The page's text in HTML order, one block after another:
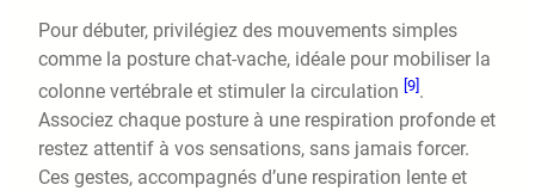
Pour débuter, privilégiez des mouvements simples
comme la posture chat-vache, idéale pour mobiliser la
colonne vertébrale et stimuler la circulation [9] .
Associez chaque posture à une respiration profonde et
restez attentif à vos sensations, sans jamais forcer.
Ces gestes, accompagnés d’une respiration lente et